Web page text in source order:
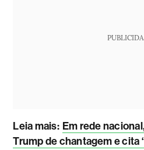
Leia mais: Em rede
Trump de chantagem e cita